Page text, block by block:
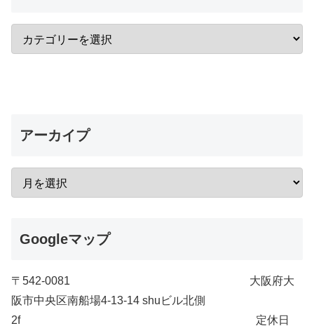
アーカイプ
Googleマップ
〒542-0081 大阪府大
阪市中央区南船場4-13-14 shuビル北側
2f 定休日